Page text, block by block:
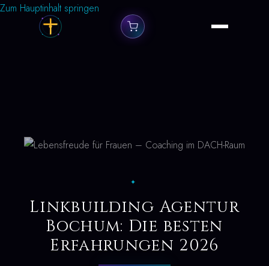
Zum Hauptinhalt springen
✦
Linkbuilding Agentur
Bochum: Die besten
Erfahrungen 2026